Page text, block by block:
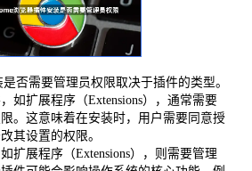
是否需要管理员权限取决于插件的类型。
如扩展程序（Extensions），通常需要
。这意味着在安装时，用户需要同意授
其设置的权限。
扩展程序（Extensions），则需要管理